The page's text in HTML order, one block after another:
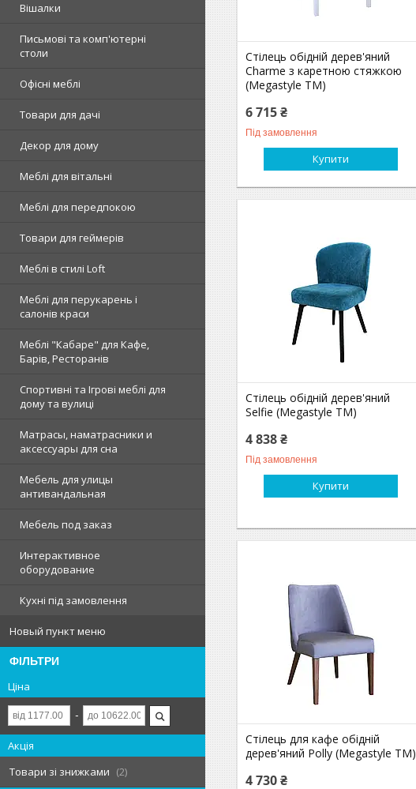
Вішалки
Письмові та комп'ютерні
столи
Офісні меблі
Товари для дачі
Декор для дому
Меблі для вітальні
Меблі для передпокою
Товари для геймерів
Меблі в стилі Loft
Меблі для перукарень і
салонів краси
Меблі "Кабаре" для Кафе,
Барів, Ресторанів
Спортивні та Ігрові меблі для
дому та вулиці
Матрасы, наматрасники и
аксессуары для сна
Мебель для улицы
антивандальная
Мебель под заказ
Интерактивное
оборудование
Кухні під замовлення
Новый пункт меню
ФІЛЬТРИ
Ціна
Акція
Товари зі знижками
2
Стілець обідній дерев'яний
Charme з каретною стяжкою
(Megastyle ТМ)
6 715 ₴
Під замовлення
Купити
Стілець обідній дерев'яний
Selfie (Megastyle ТМ)
4 838 ₴
Під замовлення
Купити
Стілець для кафе обідній
дерев'яний Polly (Megastyle ТМ)
4 730 ₴